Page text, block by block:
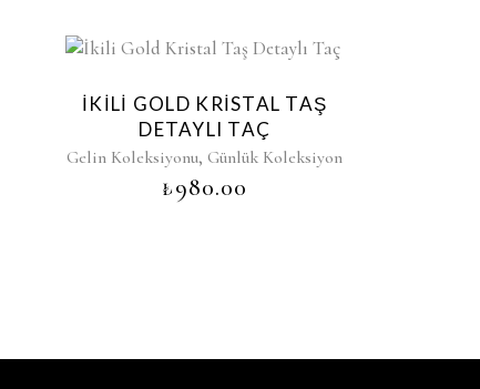
İKILI GOLD KRISTAL TAŞ
DETAYLI TAÇ
Gelin Koleksiyonu, Günlük Koleksiyon
₺980.00